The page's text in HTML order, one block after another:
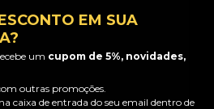
EM SUA
um cupom de 5%, novidades,
outras promoções.
caixa de entrada do seu email dentro de